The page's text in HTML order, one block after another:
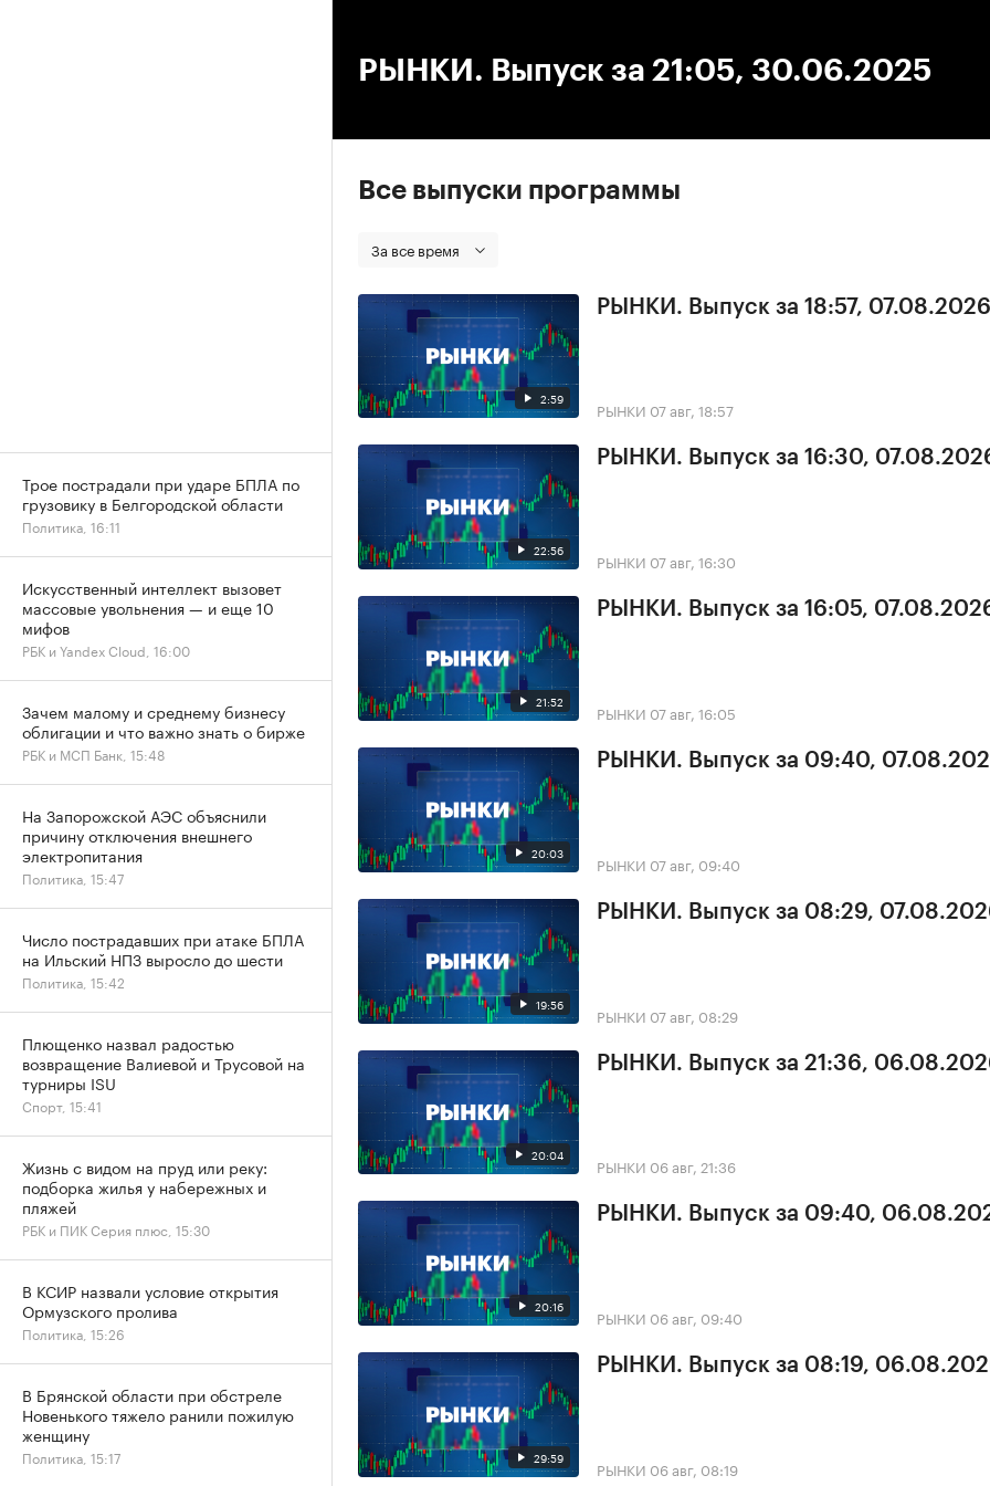
РЫНКИ. Выпуск за 21:05, 30.06.2025
Все выпуски программы
За все время
2:59
РЫНКИ. Выпуск за 18:57, 07.08.2026
РЫНКИ 07 авг, 18:57
22:56
РЫНКИ. Выпуск за 16:30,
РЫНКИ 07 авг, 16:30
21:52
РЫНКИ. Выпуск за 16:05,
РЫНКИ 07 авг, 16:05
20:03
РЫНКИ. Выпуск за 09:40,
РЫНКИ 07 авг, 09:40
19:56
РЫНКИ. Выпуск за 08:29,
РЫНКИ 07 авг, 08:29
20:04
РЫНКИ. Выпуск за 21:36,
РЫНКИ 06 авг, 21:36
20:16
РЫНКИ. Выпуск за 09:40,
РЫНКИ 06 авг, 09:40
29:59
РЫНКИ. Выпуск за 08:19,
РЫНКИ 06 авг, 08:19
Трое пострадали при ударе БПЛА по
грузовику в Белгородской области
Политика, 16:11
Искусственный интеллект вызовет
массовые увольнения — и еще 10
мифов
РБК и Yandex Cloud, 16:00
Зачем малому и среднему бизнесу
облигации и что важно знать о бирже
РБК и МСП Банк, 15:48
На Запорожской АЭС объяснили
причину отключения внешнего
электропитания
Политика, 15:47
Число пострадавших при атаке БПЛА
на Ильский НПЗ выросло до шести
Политика, 15:42
Плющенко назвал радостью
возвращение Валиевой и Трусовой на
турниры ISU
Спорт, 15:41
Жизнь с видом на пруд или реку:
подборка жилья у набережных и
пляжей
РБК и ПИК Серия плюс, 15:30
В КСИР назвали условие открытия
Ормузского пролива
Политика, 15:26
В Брянской области при обстреле
Новенького тяжело ранили пожилую
женщину
Политика, 15:17